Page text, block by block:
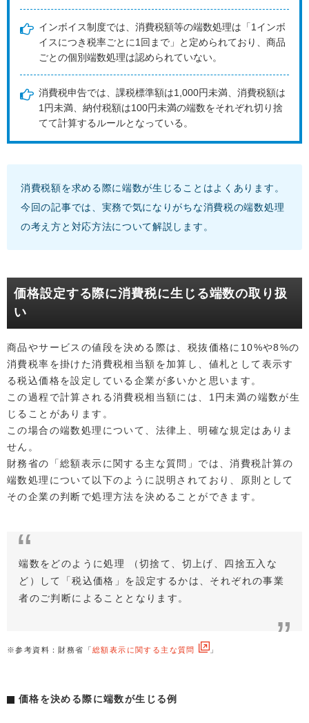
インボイス制度では、消費税額等の端数処理は「1インボ
イスにつき税率ごとに1回まで」と定められており、商品
ごとの個別端数処理は認められていない。
消費税申告では、課税標準額は1,000円未満、消費税額は
1円未満、納付税額は100円未満の端数をそれぞれ切り捨
てて計算するルールとなっている。
消費税額を求める際に端数が生じることはよくあります。
今回の記事では、実務で気になりがちな消費税の端数処理
の考え方と対応方法について解説します。
価格設定する際に消費税に生じる端数の取り扱
い
商品やサービスの値段を決める際は、税抜価格に10%や8%の
消費税率を掛けた消費税相当額を加算し、値札として表示す
る税込価格を設定している企業が多いかと思います。
この過程で計算される消費税相当額には、1円未満の端数が生
じることがあります。
この場合の端数処理について、法律上、明確な規定はありま
せん。
財務省の「総額表示に関する主な質問」では、消費税計算の
端数処理について以下のように説明されており、原則として
その企業の判断で処理方法を決めることができます。
端数をどのように処理 （切捨て、切上げ、四捨五入な
ど）して「税込価格」を設定するかは、それぞれの事業
者のご判断によることとなります。
※参考資料：財務省「総額表示に関する主な質問 」
価格を決める際に端数が生じる例